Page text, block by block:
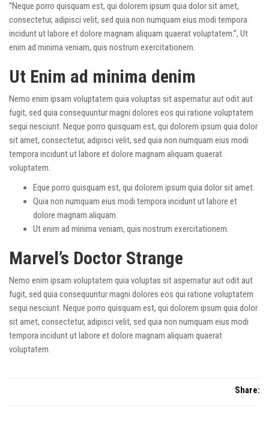
“Neque porro quisquam est, qui dolorem ipsum quia dolor sit amet,
consectetur, adipisci velit, sed quia non numquam eius modi tempora
incidunt ut labore et dolore magnam aliquam quaerat voluptatem.”, Ut
enim ad minima veniam, quis nostrum exercitationem.
Ut Enim ad minima denim
Nemo enim ipsam voluptatem quia voluptas sit aspernatur aut odit aut
fugit, sed quia consequuntur magni dolores eos qui ratione voluptatem
sequi nesciunt. Neque porro quisquam est, qui dolorem ipsum quia dolor
sit amet, consectetur, adipisci velit, sed quia non numquam eius modi
tempora incidunt ut labore et dolore magnam aliquam quaerat
voluptatem.
Eque porro quisquam est, qui dolorem ipsum quia dolor sit amet.
Quia non numquam eius modi tempora incidunt ut labore et
dolore magnam aliquam.
Ut enim ad minima veniam, quis nostrum exercitationem.
Marvel’s Doctor Strange
Nemo enim ipsam voluptatem quia voluptas sit aspernatur aut odit aut
fugit, sed quia consequuntur magni dolores eos qui ratione voluptatem
sequi nesciunt. Neque porro quisquam est, qui dolorem ipsum quia dolor
sit amet, consectetur, adipisci velit, sed quia non numquam eius modi
tempora incidunt ut labore et dolore magnam aliquam quaerat
voluptatem.
Share: